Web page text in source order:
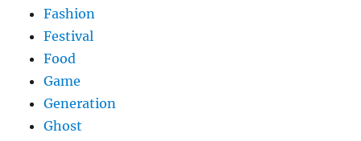
Fashion
Festival
Food
Game
Generation
Ghost